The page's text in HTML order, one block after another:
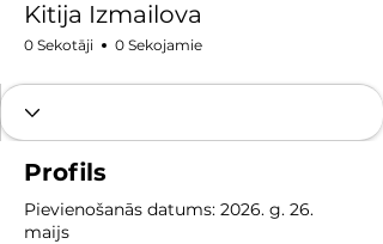
Kitija Izmailova
0 Sekotāji 0 Sekojamie
Profils
Pievienošanās datums: 2026. g. 26.
maijs